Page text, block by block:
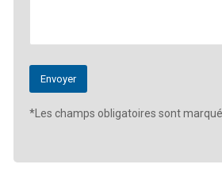
*Les champs obligatoires sont